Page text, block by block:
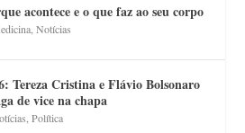
acontece e o que faz ao seu corpo
,Notícias
Tereza Cristina e Flávio Bolsonaro
de vice na chapa
,Política